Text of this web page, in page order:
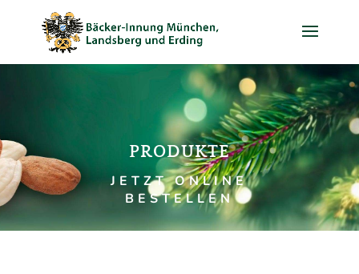
Skip To Content
PRODUKTE
JETZT ONLINE
BESTELLEN